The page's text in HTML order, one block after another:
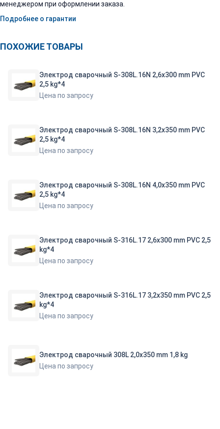
менеджером при оформлении заказа.
Подробнее о гарантии
ПОХОЖИЕ ТОВАРЫ
Электрод сварочный S-308L.16N 2,6x300 mm PVC
2,5 kg*4
Цена по запросу
Электрод сварочный S-308L.16N 3,2x350 mm PVC
2,5 kg*4
Цена по запросу
Электрод сварочный S-308L.16N 4,0x350 mm PVC
2,5 kg*4
Цена по запросу
Электрод сварочный S-316L.17 2,6x300 mm PVC 2,5
kg*4
Цена по запросу
Электрод сварочный S-316L.17 3,2x350 mm PVC 2,5
kg*4
Цена по запросу
Электрод сварочный 308L 2,0x350 mm 1,8 kg
Цена по запросу